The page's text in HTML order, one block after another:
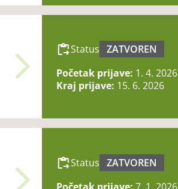
Status ZATVOREN
Početak prijave: 1. 4. 2026
Kraj prijave: 15. 6. 2026
Status ZATVOREN